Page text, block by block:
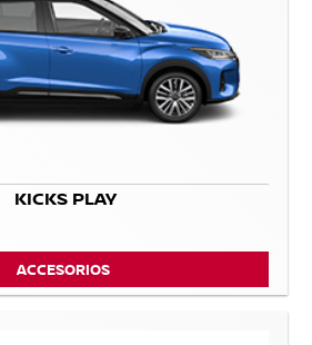
KICKS PLAY
ACCESORIOS